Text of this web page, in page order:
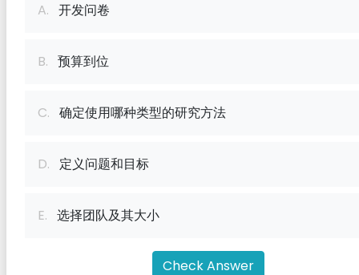
A. 开发问卷
B. 预算到位
C. 确定使用哪种类型的研究方法
D. 定义问题和目标
E. 选择团队及其大小
Check Answer